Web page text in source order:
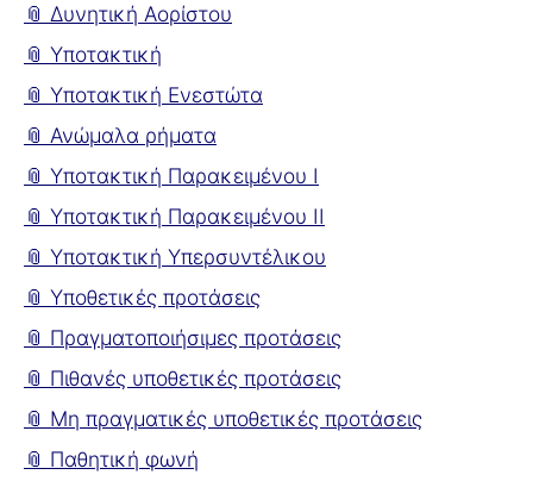
📎 Δυνητική Αορίστου
📎 Υποτακτική
📎 Υποτακτική Ενεστώτα
📎 Ανώμαλα ρήματα
📎 Υποτακτική Παρακειμένου I
📎 Υποτακτική Παρακειμένου II
📎 Υποτακτική Υπερσυντέλικου
📎 Υποθετικές προτάσεις
📎 Πραγματοποιήσιμες προτάσεις
📎 Πιθανές υποθετικές προτάσεις
📎 Μη πραγματικές υποθετικές προτάσεις
📎 Παθητική φωνή